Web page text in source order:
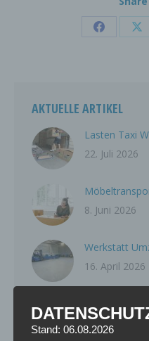
Share
AKTUELLE ARTIKEL
Lasten Taxi
22. Juli 2026
8. Juni 2026
Werkstatt
16. April 2026
9. April 2026
Stand: 06.08.2026